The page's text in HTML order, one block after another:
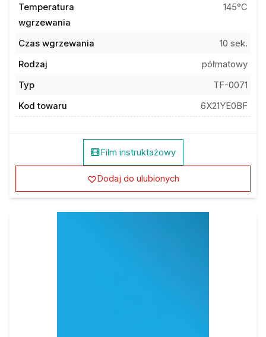
Temperatura
wgrzewania
145°C
Czas wgrzewania
10 sek.
Rodzaj
półmatowy
Typ
TF-0071
Kod towaru
6X21YE0BF
Film instruktażowy
Dodaj do ulubionych